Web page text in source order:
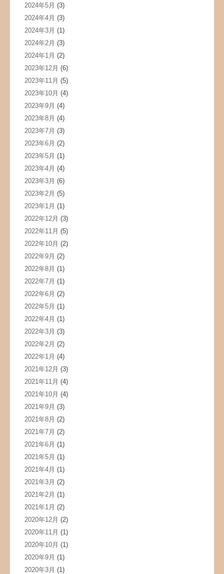
2024年5月 (3)
2024年4月 (3)
2024年3月 (1)
2024年2月 (3)
2024年1月 (2)
2023年12月 (6)
2023年11月 (5)
2023年10月 (4)
2023年9月 (4)
2023年8月 (4)
2023年7月 (3)
2023年6月 (2)
2023年5月 (1)
2023年4月 (4)
2023年3月 (6)
2023年2月 (5)
2023年1月 (1)
2022年12月 (3)
2022年11月 (5)
2022年10月 (2)
2022年9月 (2)
2022年8月 (1)
2022年7月 (1)
2022年6月 (2)
2022年5月 (1)
2022年4月 (1)
2022年3月 (3)
2022年2月 (2)
2022年1月 (4)
2021年12月 (3)
2021年11月 (4)
2021年10月 (4)
2021年9月 (3)
2021年8月 (2)
2021年7月 (2)
2021年6月 (1)
2021年5月 (1)
2021年4月 (1)
2021年3月 (2)
2021年2月 (1)
2021年1月 (2)
2020年12月 (2)
2020年11月 (1)
2020年10月 (1)
2020年9月 (1)
2020年3月 (1)